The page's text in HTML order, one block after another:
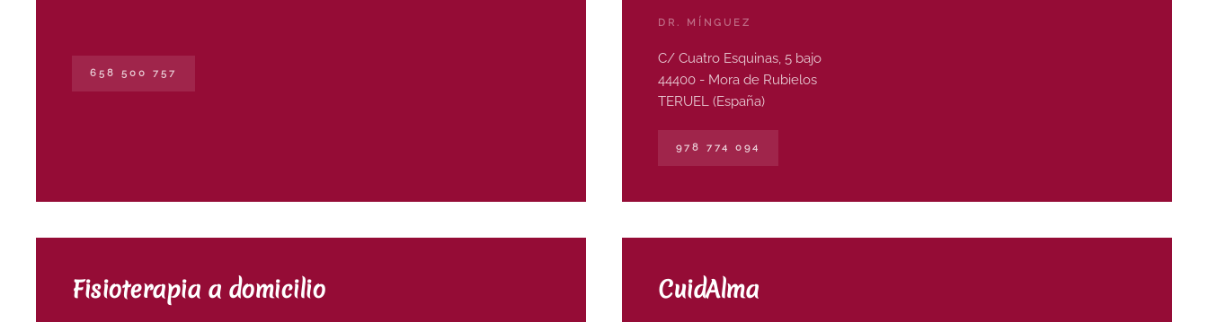
658 500 757
DR. MÍNGUEZ
C/ Cuatro Esquinas, 5 bajo
44400 - Mora de Rubielos
TERUEL (España)
978 774 094
Fisioterapia a domicilio CuidAlma